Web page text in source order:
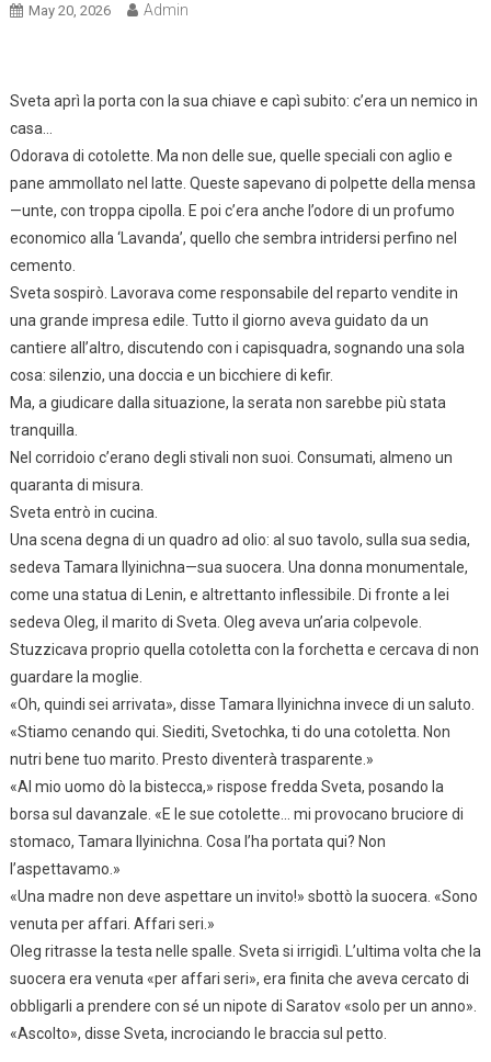
May 20, 2026 Admin
Sveta aprì la porta con la sua chiave e capì subito: c’era un nemico in
casa…
Odorava di cotolette. Ma non delle sue, quelle speciali con aglio e
pane ammollato nel latte. Queste sapevano di polpette della mensa
—unte, con troppa cipolla. E poi c’era anche l’odore di un profumo
economico alla ‘Lavanda’, quello che sembra intridersi perfino nel
cemento.
Sveta sospirò. Lavorava come responsabile del reparto vendite in
una grande impresa edile. Tutto il giorno aveva guidato da un
cantiere all’altro, discutendo con i capisquadra, sognando una sola
cosa: silenzio, una doccia e un bicchiere di kefir.
Ma, a giudicare dalla situazione, la serata non sarebbe più stata
tranquilla.
Nel corridoio c’erano degli stivali non suoi. Consumati, almeno un
quaranta di misura.
Sveta entrò in cucina.
Una scena degna di un quadro ad olio: al suo tavolo, sulla sua sedia,
sedeva Tamara Ilyinichna—sua suocera. Una donna monumentale,
come una statua di Lenin, e altrettanto inflessibile. Di fronte a lei
sedeva Oleg, il marito di Sveta. Oleg aveva un’aria colpevole.
Stuzzicava proprio quella cotoletta con la forchetta e cercava di non
guardare la moglie.
«Oh, quindi sei arrivata», disse Tamara Ilyinichna invece di un saluto.
«Stiamo cenando qui. Siediti, Svetochka, ti do una cotoletta. Non
nutri bene tuo marito. Presto diventerà trasparente.»
«Al mio uomo dò la bistecca,» rispose fredda Sveta, posando la
borsa sul davanzale. «E le sue cotolette… mi provocano bruciore di
stomaco, Tamara Ilyinichna. Cosa l’ha portata qui? Non
l’aspettavamo.»
«Una madre non deve aspettare un invito!» sbottò la suocera. «Sono
venuta per affari. Affari seri.»
Oleg ritrasse la testa nelle spalle. Sveta si irrigidì. L’ultima volta che la
suocera era venuta «per affari seri», era finita che aveva cercato di
obbligarli a prendere con sé un nipote di Saratov «solo per un anno».
«Ascolto», disse Sveta, incrociando le braccia sul petto.